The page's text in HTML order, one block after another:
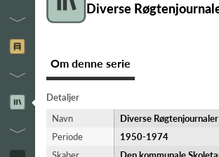
Diverse
Om denne serie
Detaljer
Navn
Diverse Røgtenjournaler
Periode
1950-​1974